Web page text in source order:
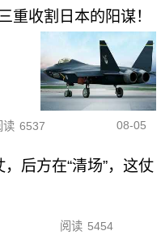
重收割日本的阳谋！
读 6537 08-05
后方在“清场”，这仗
阅读 5454